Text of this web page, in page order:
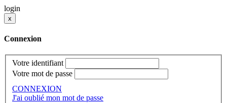
login
x
Connexion
Votre identifiant
Votre mot de passe
CONNEXION
J'ai oublié mon mot de passe